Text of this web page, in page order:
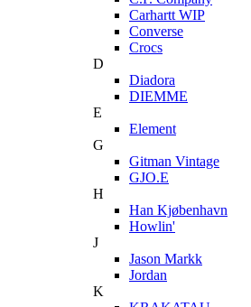
Carhartt WIP
Converse
Crocs
D
Diadora
DIEMME
E
Element
G
Gitman Vintage
GJO.E
H
Han Kjøbenhavn
Howlin'
J
Jason Markk
Jordan
K